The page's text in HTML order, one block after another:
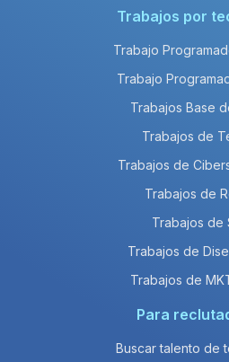
Trabajos por
Trabajo
Trabajo
Trabajos Base
Trabajos de
Trabajos de
Trabajos de
Trabajos de
Trabajos de
Trabajos de
Para
Buscar talento de